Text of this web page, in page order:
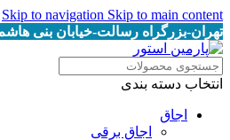
Skip to navigation Skip to main content
تهران-بزرگراه رسالت-خیابان بنی هاشم بین
انتخاب دسته بندی
اجاق
اجاق برقى